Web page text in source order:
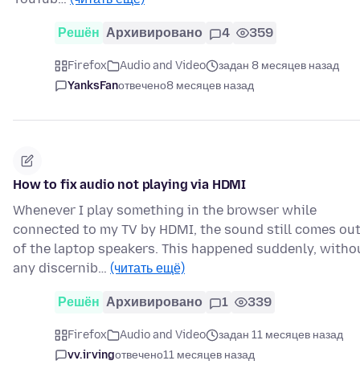
Решён Архивировано 4 359
Firefox Audio and Video
задан 8 месяцев назад
YanksFanотвечено8 месяцев назад
How to fix audio not playing via HDMI
Whenever I play something in the browser while
connected to my TV by HDMI, the sound still comes out
of the laptop speakers. This happened suddenly,
any discernib… (читать ещё)
Решён Архивировано 1 339
Firefox Audio and Video
задан 11 месяцев назад
vv.irvingотвечено11 месяцев назад